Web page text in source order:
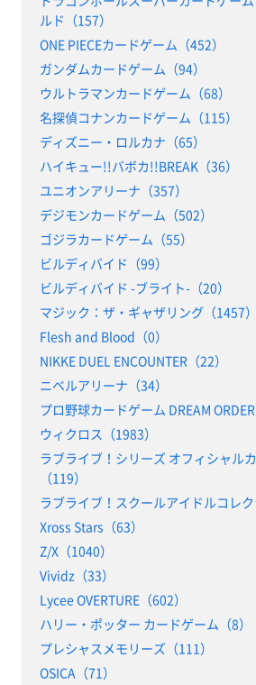
ルド（157）
ONE PIECEカードゲーム（452）
ガンダムカードゲーム（94）
ウルトラマンカードゲーム（68）
名探偵コナンカードゲーム（115）
ディズニー・ロルカナ（65）
ハイキュー!!バボカ!!BREAK（36）
ユニオンアリーナ（357）
デジモンカードゲーム（502）
ゴジラカードゲーム（55）
ビルディバイド（99）
ビルディバイド -ブライト-（20）
マジック：ザ・ギャザリング（1457）
Flesh and Blood（0）
NIKKE DUEL ENCOUNTER（22）
ニベルアリーナ（34）
プロ野球カードゲーム DREAM ORDER
ウィクロス（1983）
ラブライブ！シリーズ オフィシャル
（119）
ラブライブ！スクールアイドルコレク
Xross Stars（63）
Z/X（1040）
Vividz（33）
Lycee OVERTURE（602）
ハリー・ポッター カードゲーム（8）
プレシャスメモリーズ（111）
OSICA（71）